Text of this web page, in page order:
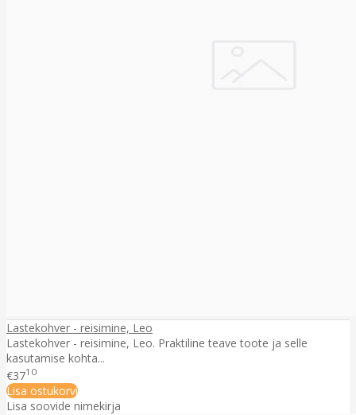
Lastekohver - reisimine, Leo
Lastekohver - reisimine, Leo. Praktiline teave toote ja selle
kasutamise kohta...
€3710
Lisa ostukorvi
Lisa soovide nimekirja